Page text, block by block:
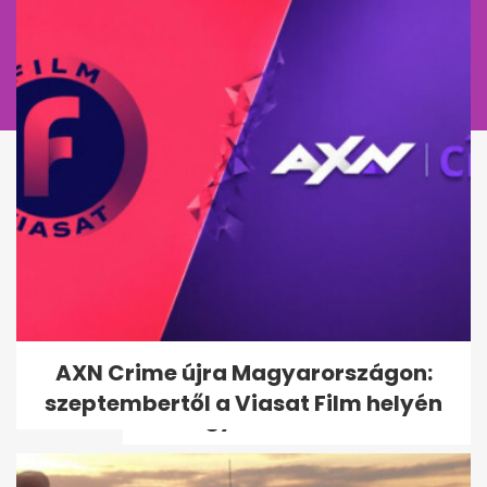
Telegraph: Az UEFA
hatszámjegyű végkielégítést
adott egy női...
AXN Crime újra Magyarországon:
szeptembertől a Viasat Film helyén